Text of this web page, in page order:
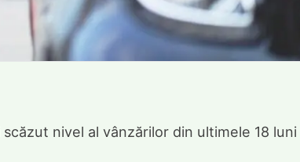
nivel al vânzărilor din ultimele 18 luni